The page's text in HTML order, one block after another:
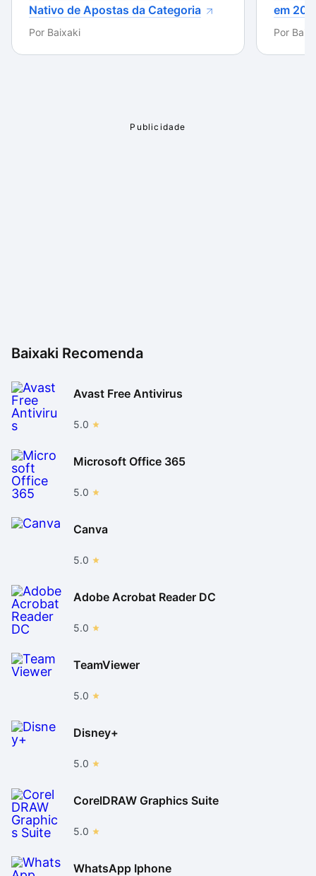
Nativo de Apostas da Categoria
Por Baixaki
em
Por
Baixaki Recomenda
Avast Free Antivirus
5.0
Microsoft Office 365
5.0
Canva
5.0
Adobe Acrobat Reader DC
5.0
TeamViewer
5.0
Disney+
5.0
CorelDRAW Graphics Suite
5.0
WhatsApp Iphone